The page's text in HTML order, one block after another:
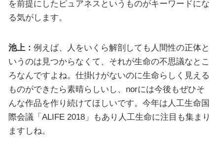
を前提にしたピュアネスというものがキーワードにな
る気がします。
池上： 例えば、人をいくら解剖しても人間性の正体と
いうのは見つからなくて、それが生命の不思議なとこ
ろなんですよね。仕掛けがないのに生命らしく見える
ものができたら素晴らしいし、norには今後もぜひそ
んな作品を作り続けてほしいです。今年は人工生命国
際会議「ALIFE 2018」もあり人工生命に注目も集まり
ますしね。